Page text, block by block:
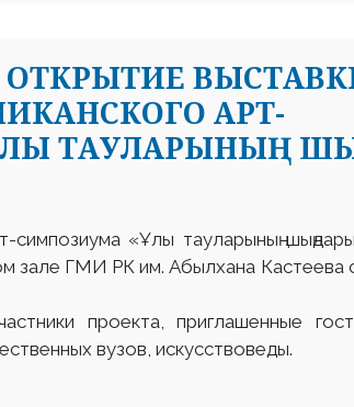
АРТ-
ТАУЛАРЫНЫҢ
симпозиума «Ұлы тауларының
зале ГМИ РК им. Абылхана Кастеева
проекта, приглашенные
вузов, искусствоведы.